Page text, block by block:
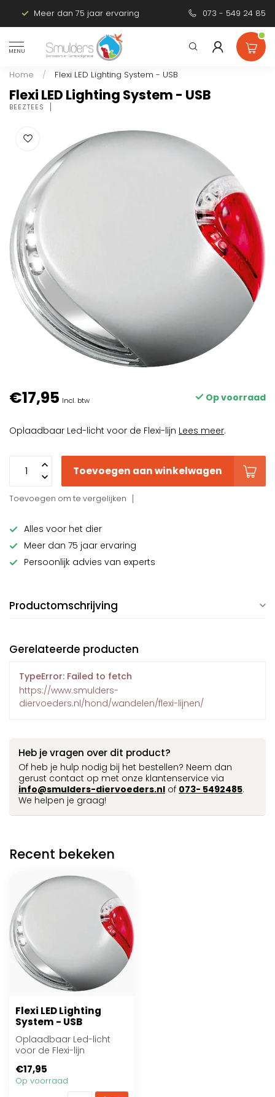
Meer dan 75 jaar ervaring Persoonlijk
073 - 549 24 85
MENU
Home / Flexi LED Lighting System - USB
Flexi LED Lighting System - USB
BEEZTEES
€17,95 Incl. btw Op voorraad
Oplaadbaar Led-licht voor de Flexi-lijn Lees meer.
Toevoegen aan winkelwagen
Toevoegen om te vergelijken
Alles voor het dier
Meer dan 75 jaar ervaring
Persoonlijk advies van experts
Productomschrijving
Gerelateerde producten
TypeError: Failed to fetch
https://www.smulders-
diervoeders.nl/hond/wandelen/flexi-lijnen/
Heb je vragen over dit product?
Of heb je hulp nodig bij het bestellen? Neem dan
gerust contact op met onze klantenservice via
info@smulders-diervoeders.nl of 073- 5492485.
We helpen je graag!
Recent bekeken
Flexi LED Lighting
System - USB
Oplaadbaar Led-licht
voor de Flexi-lijn
€17,95
Op voorraad